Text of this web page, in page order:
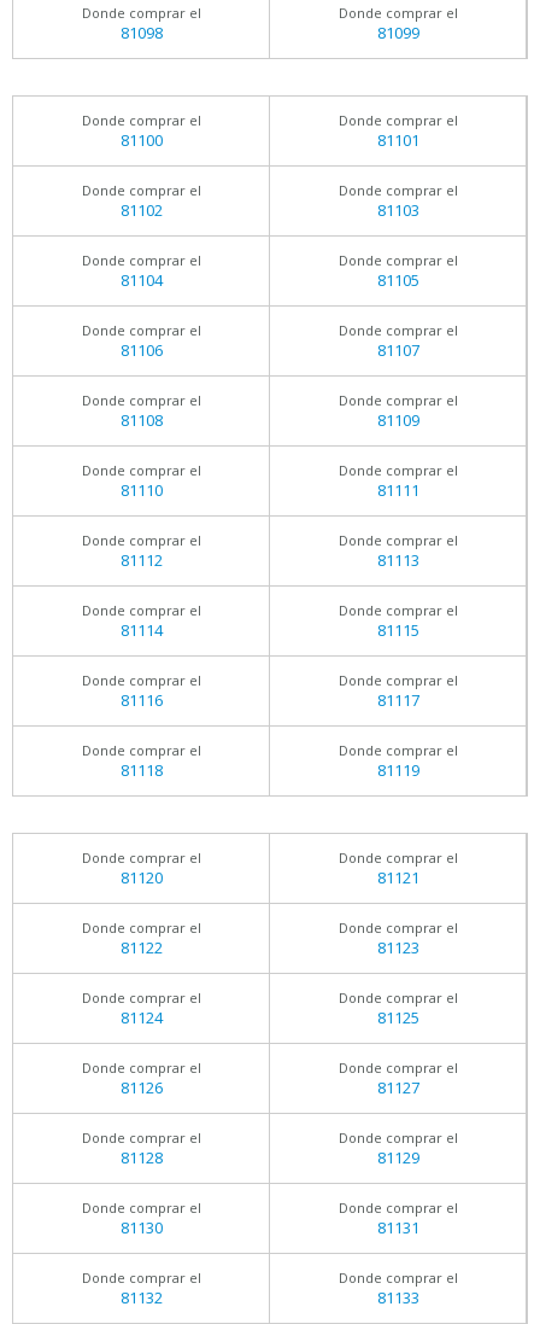
Donde comprar el
81098
Donde comprar el
81099
Donde comprar el
81100
Donde comprar el
81101
Donde comprar el
81102
Donde comprar el
81103
Donde comprar el
81104
Donde comprar el
81105
Donde comprar el
81106
Donde comprar el
81107
Donde comprar el
81108
Donde comprar el
81109
Donde comprar el
81110
Donde comprar el
81111
Donde comprar el
81112
Donde comprar el
81113
Donde comprar el
81114
Donde comprar el
81115
Donde comprar el
81116
Donde comprar el
81117
Donde comprar el
81118
Donde comprar el
81119
Donde comprar el
81120
Donde comprar el
81121
Donde comprar el
81122
Donde comprar el
81123
Donde comprar el
81124
Donde comprar el
81125
Donde comprar el
81126
Donde comprar el
81127
Donde comprar el
81128
Donde comprar el
81129
Donde comprar el
81130
Donde comprar el
81131
Donde comprar el
81132
Donde comprar el
81133